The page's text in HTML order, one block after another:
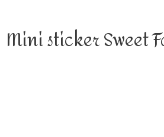
Mini sticker Sweet